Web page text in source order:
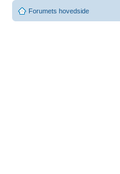
Forumets hovedside